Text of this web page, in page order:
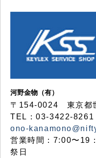
河野金物（有）
〒154-0024 東京都
TEL：03-3422-
ono-
営業時間：7:00〜19
祭日